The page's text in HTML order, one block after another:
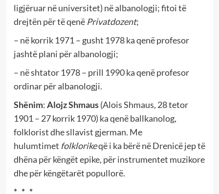
ligjëruar në universitet) në albanologji; fitoi të
drejtën për të qenë Privatdozent;
– në korrik 1971 – gusht 1978 ka qenë profesor
jashtë plani për albanologji;
– në shtator 1978 – prill 1990 ka qenë profesor
ordinar për albanologji.
Shënim:Alojz Shmaus(Alois Shmaus, 28 tetor
1901 – 27 korrik 1970) ka qenë ballkanolog,
folklorist dhe sllavist gjerman. Me
hulumtimet folklorikeqë i ka bërë në Drenicë jep të
dhëna për këngët epike, për instrumentet muzikore
dhe për këngëtarët popullorë.
* * *